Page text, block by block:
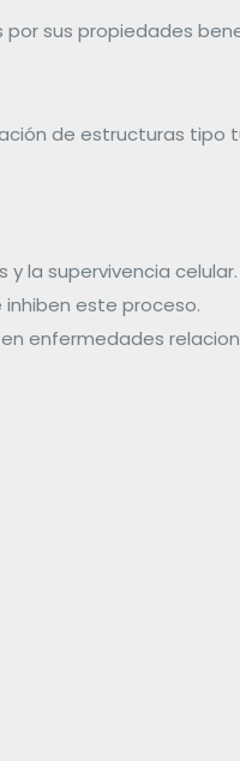
sus propiedades
de estructuras tipo
la supervivencia
inhiben este proceso.
enfermedades